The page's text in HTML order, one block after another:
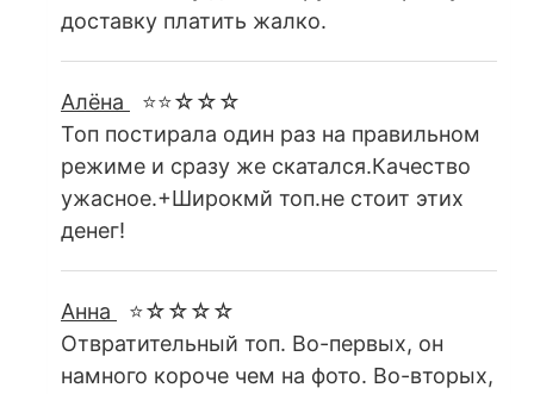
доставку платить жалко.
Алёна
⭐⭐☆☆☆
Топ постирала один раз на правильном
режиме и сразу же скатался.Качество
ужасное.+Широкмй топ.не стоит этих
денег!
Анна
⭐☆☆☆☆
Отвратительный топ. Во-первых, он
намного короче чем на фото. Во-вторых,